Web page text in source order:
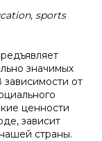
sports
значимых
от
ценности
зависит
страны.